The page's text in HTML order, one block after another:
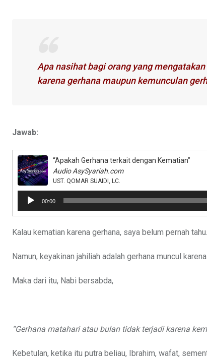
Apa nasihat bagi orang yang
karena gerhana maupun kemunculan
Jawab:
“Apakah Gerhana terkait dengan Kematian”
Audio AsySyariah.com
UST. QOMAR SUAIDI, LC.
Pemutar
Audio
00:00
Kalau kematian karena gerhana, saya belum pernah tahu.
Namun, keyakinan jahiliah adalah gerhana muncul
Maka dari itu, Nabi bersabda,
“Gerhana matahari atau bulan tidak terjadi karena
Kebetulan, ketika itu putra beliau, Ibrahim, wafat,